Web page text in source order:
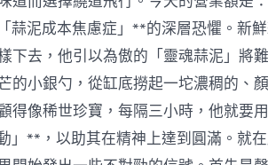
口：
堅
決
抵
抗
japan(日
本)
“新
蒜泥成本焦慮症」**的深層恐懼。新
下去，他引以為傲的「靈魂蒜泥」將
的小銀勺，從缸底撈起一坨濃稠的、
得像稀世珍寶，每隔三小時，他就要
」**，以助其在精神上達到圓滿。就